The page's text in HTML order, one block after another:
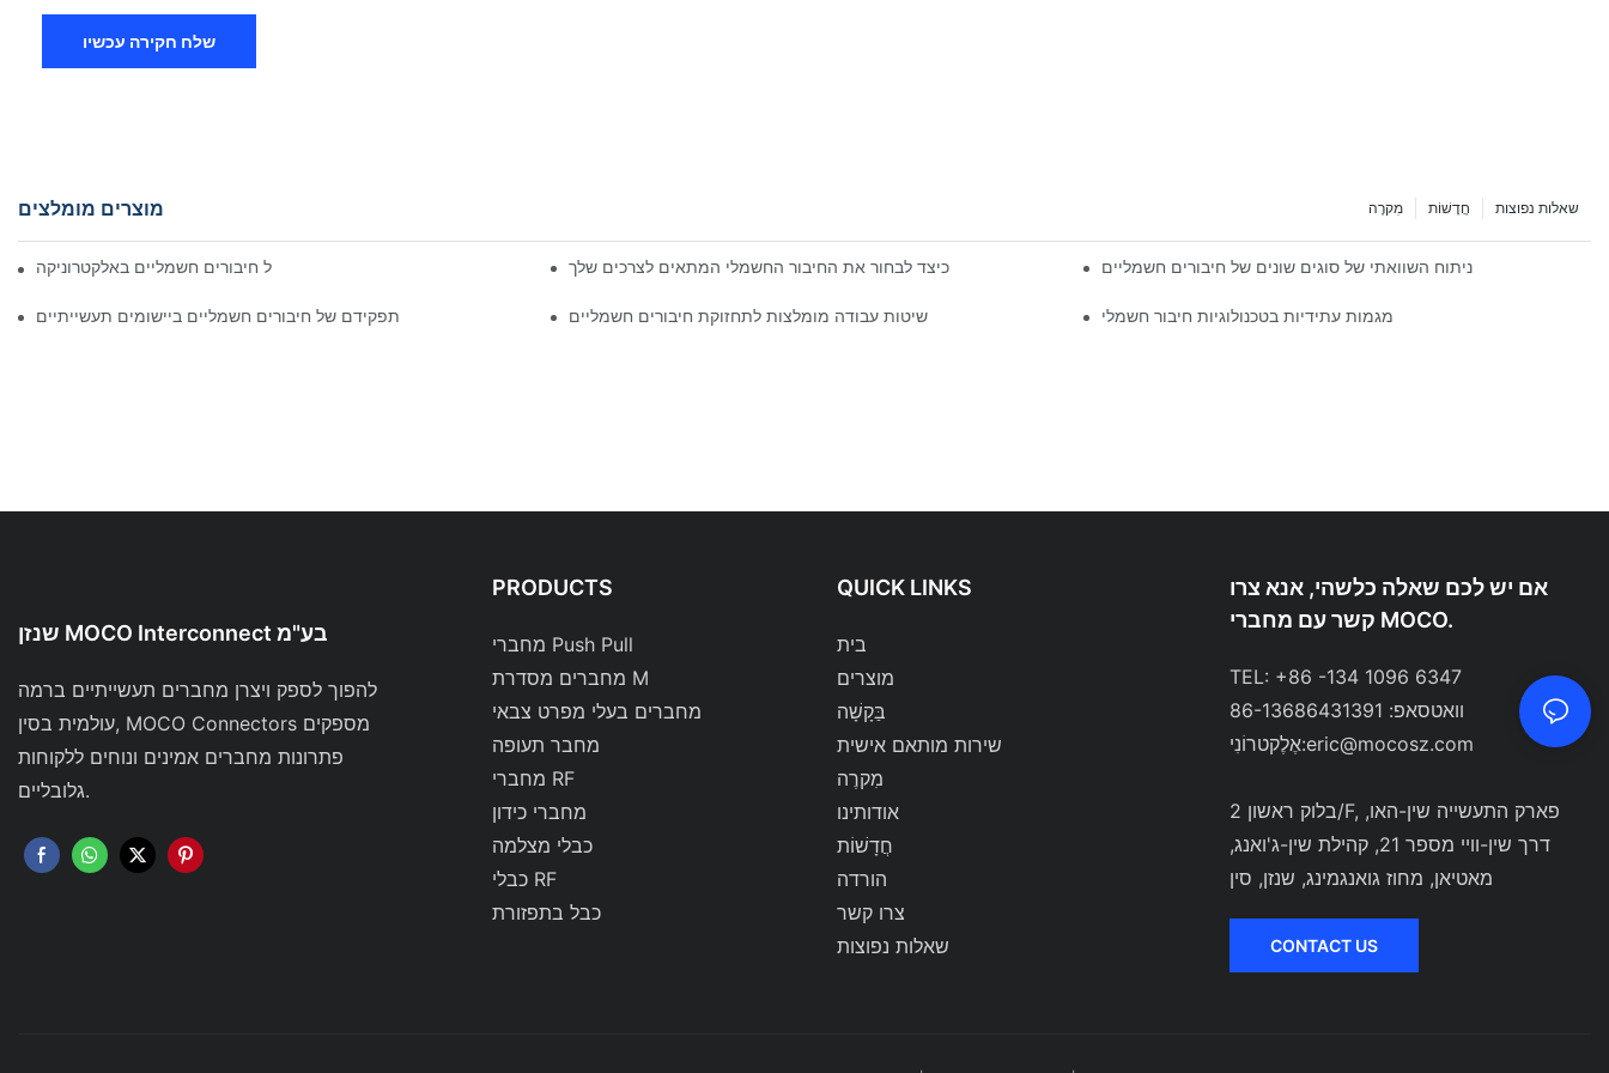
שלח חקירה עכשיו
מוצרים מומלצים שאלות נפוצות חֲדָשׁוֹת מִקרֶה
השפעת הטכנולוגיה על חיבורים חשמליים באלקטרוניקה כיצד לבחור את החיבור החשמלי המתאים לצרכים שלך ניתוח השוואתי של סוגים שונים של חיבורים חשמליים
תפקידם של חיבורים חשמליים ביישומים תעשייתיים שיטות עבודה מומלצות לתחזוקת חיבורים חשמליים מגמות עתידיות בטכנולוגיות חיבור חשמלי
שנזן MOCO Interconnect בע"מ
להפוך לספק ויצרן מחברים תעשייתיים ברמה
עולמית בסין, MOCO Connectors מספקים
פתרונות מחברים אמינים ונוחים ללקוחות
גלובליים.
PRODUCTS
מחברי Push Pull
מחברים מסדרת M
מחברים בעלי מפרט צבאי
מחבר תעופה
מחברי RF
מחברי כידון
כבלי מצלמה
כבלי RF
כבל בתפזורת
QUICK LINKS
בית
מוצרים
בַּקָשָׁה
שירות מותאם אישית
מִקרֶה
אודותינו
חֲדָשׁוֹת
הורדה
צרו קשר
שאלות נפוצות
אם יש לכם שאלה כלשהי, אנא צרו
קשר עם מחברי MOCO.
TEL: +86 -134 1096 6347
וואטסאפ: 86-13686431391
אֶלֶקטרוֹנִי:eric@mocosz.com
בלוק ראשון 2/F, פארק התעשייה שין-האו,
דרך שין-וויי מספר 21, קהילת שין-ג'ואנג,
מאטיאן, מחוז גואנגמינג, שנזן, סין
CONTACT US